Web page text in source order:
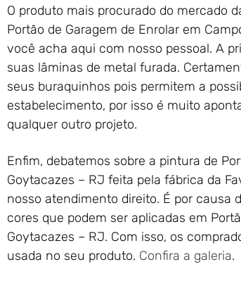
O produto mais procurado do mercado
Portão de Garagem de Enrolar em
você acha aqui com nosso pessoal. A
suas lâminas de metal furada.
seus buraquinhos pois permitem a
estabelecimento, por isso é muito
qualquer outro projeto.
Enfim, debatemos sobre a pintura de
Goytacazes – RJ feita pela fábrica da
nosso atendimento direito. É por causa
cores que podem ser aplicadas em
Goytacazes – RJ. Com isso, os
usada no seu produto. Confira a galeria.